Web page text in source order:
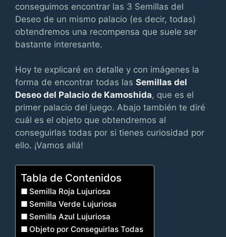
conseguimos encontrar las 3 Semillas del
Deseo de un mismo palacio (es decir, todas)
obtendremos una recompensa que suele ser
bastante interesante.
Hoy te explicaré en detalle y con imágenes la
forma de encontrar todas las Semillas del
Deseo del Palacio de Kamoshida, que es el
primer palacio del juego. Abajo también te diré
cuál es el objeto que obtendremos al
conseguirlas todas por si tienes curiosidad por
ello. ¡Vamos allá!
Tabla de Contenidos
Semilla Roja Lujuriosa
Semilla Verde Lujuriosa
Semilla Azul Lujuriosa
Objeto por Conseguirlas Todas